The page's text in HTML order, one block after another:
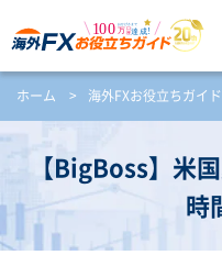
ホーム > 海外FXお役立ちガイ
【BigBoss】米
時